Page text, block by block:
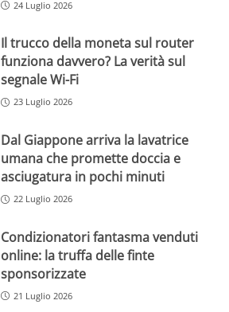
24 Luglio 2026
Il trucco della moneta sul router
funziona davvero? La verità sul
segnale Wi-Fi
23 Luglio 2026
Dal Giappone arriva la lavatrice
umana che promette doccia e
asciugatura in pochi minuti
22 Luglio 2026
Condizionatori fantasma venduti
online: la truffa delle finte
sponsorizzate
21 Luglio 2026